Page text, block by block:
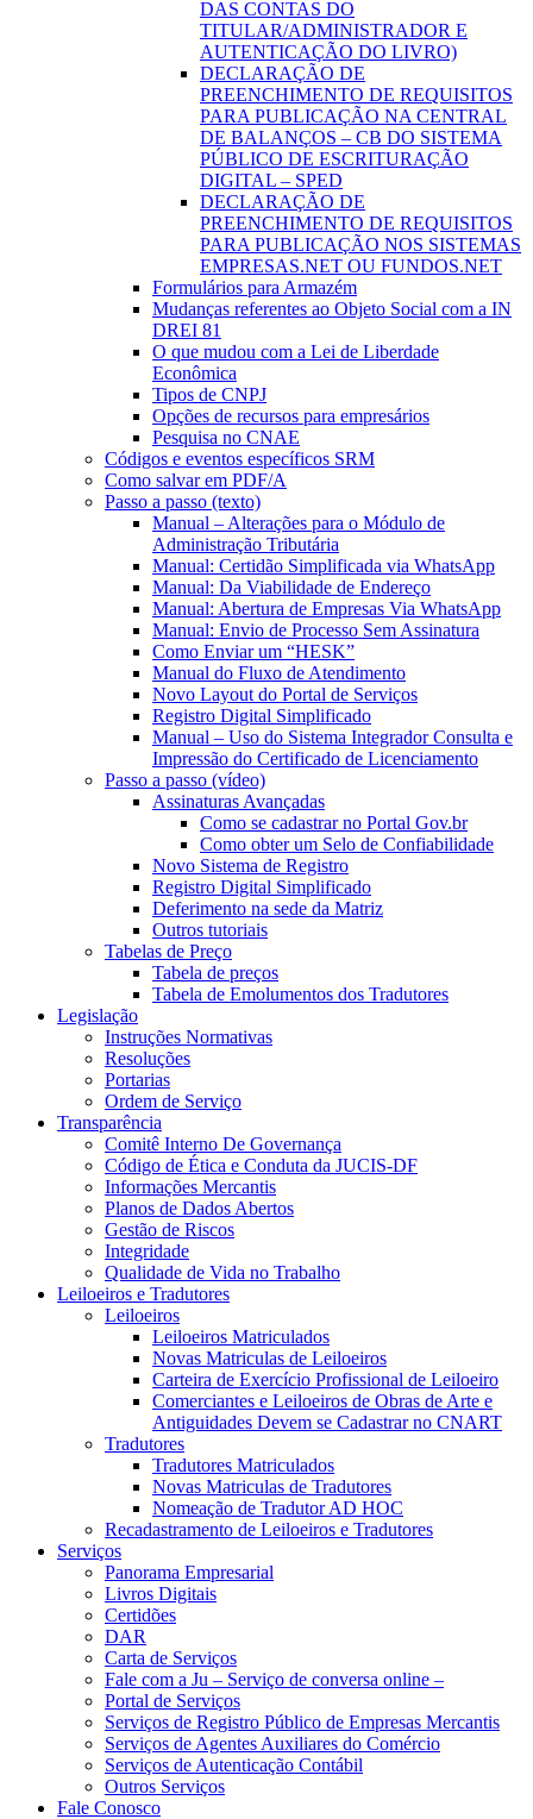
DAS CONTAS DO
TITULAR/ADMINISTRADOR E
AUTENTICAÇÃO DO LIVRO)
DECLARAÇÃO DE
PREENCHIMENTO DE REQUISITOS
PARA PUBLICAÇÃO NA CENTRAL
DE BALANÇOS – CB DO SISTEMA
PÚBLICO DE ESCRITURAÇÃO
DIGITAL – SPED
DECLARAÇÃO DE
PREENCHIMENTO DE REQUISITOS
PARA PUBLICAÇÃO NOS SISTEMAS
EMPRESAS.NET OU FUNDOS.NET
Formulários para Armazém
Mudanças referentes ao Objeto Social com a IN
DREI 81
O que mudou com a Lei de Liberdade
Econômica
Tipos de CNPJ
Opções de recursos para empresários
Pesquisa no CNAE
Códigos e eventos específicos SRM
Como salvar em PDF/A
Passo a passo (texto)
Manual – Alterações para o Módulo de
Administração Tributária
Manual: Certidão Simplificada via WhatsApp
Manual: Da Viabilidade de Endereço
Manual: Abertura de Empresas Via WhatsApp
Manual: Envio de Processo Sem Assinatura
Como Enviar um “HESK”
Manual do Fluxo de Atendimento
Novo Layout do Portal de Serviços
Registro Digital Simplificado
Manual – Uso do Sistema Integrador Consulta e
Impressão do Certificado de Licenciamento
Passo a passo (vídeo)
Assinaturas Avançadas
Como se cadastrar no Portal Gov.br
Como obter um Selo de Confiabilidade
Novo Sistema de Registro
Registro Digital Simplificado
Deferimento na sede da Matriz
Outros tutoriais
Tabelas de Preço
Tabela de preços
Tabela de Emolumentos dos Tradutores
Legislação
Instruções Normativas
Resoluções
Portarias
Ordem de Serviço
Transparência
Comitê Interno De Governança
Código de Ética e Conduta da JUCIS-DF
Informações Mercantis
Planos de Dados Abertos
Gestão de Riscos
Integridade
Qualidade de Vida no Trabalho
Leiloeiros e Tradutores
Leiloeiros
Leiloeiros Matriculados
Novas Matriculas de Leiloeiros
Carteira de Exercício Profissional de Leiloeiro
Comerciantes e Leiloeiros de Obras de Arte e
Antiguidades Devem se Cadastrar no CNART
Tradutores
Tradutores Matriculados
Novas Matriculas de Tradutores
Nomeação de Tradutor AD HOC
Recadastramento de Leiloeiros e Tradutores
Serviços
Panorama Empresarial
Livros Digitais
Certidões
DAR
Carta de Serviços
Fale com a Ju – Serviço de conversa online –
Portal de Serviços
Serviços de Registro Público de Empresas Mercantis
Serviços de Agentes Auxiliares do Comércio
Serviços de Autenticação Contábil
Outros Serviços
Fale Conosco